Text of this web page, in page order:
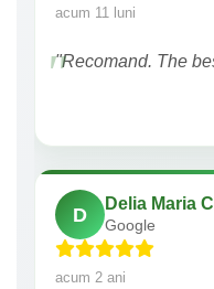
acum 11 luni
"Recomand. The
D
Delia Maria
Google
acum 2 ani